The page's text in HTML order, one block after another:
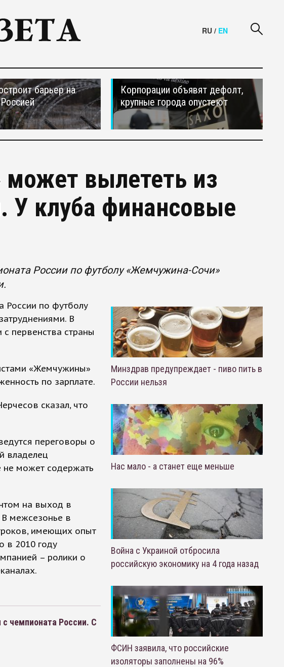
RU / EN
барьер на
Корпорации объявят дефолт,
крупные города опустеют
вылететь из
У клуба финансовые
России по футболу «Жемчужина-Сочи»
России по футболу
В
первенства страны
«Жемчужины»
по зарплате.
сказал, что
переговоры о
владелец
может содержать
на выход в
В межсезонье в
имеющих опыт
в 2010 году
– ролики о
чемпионата России. С
Минздрав предупреждает - пиво пить в
России нельзя
Нас мало - а станет еще меньше
Война с Украиной отбросила
российскую экономику на 4 года назад
ФСИН заявила, что российские
изоляторы заполнены на 96%